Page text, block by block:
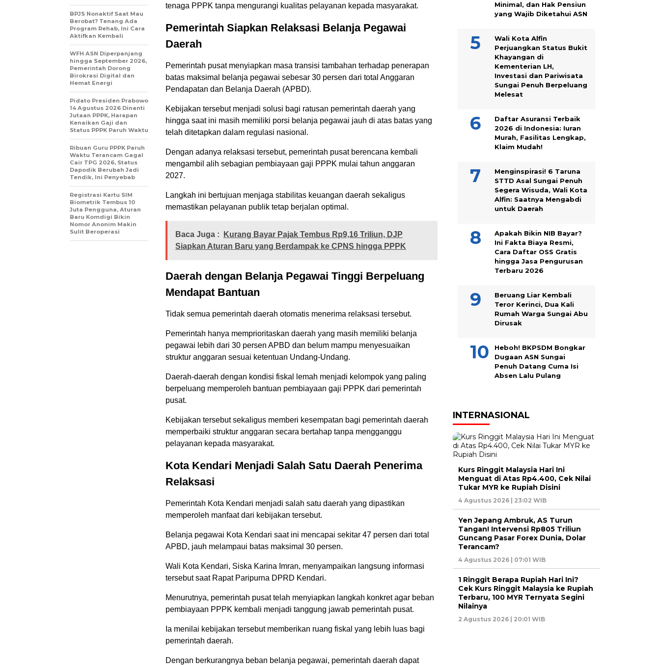
tenaga PPPK tanpa mengurangi kualitas pelayanan kepada masyarakat.
Pemerintah Siapkan Relaksasi Belanja Pegawai
Daerah
Pemerintah pusat menyiapkan masa transisi tambahan terhadap penerapan
batas maksimal belanja pegawai sebesar 30 persen dari total Anggaran
Pendapatan dan Belanja Daerah (APBD).
Kebijakan tersebut menjadi solusi bagi ratusan pemerintah daerah yang
hingga saat ini masih memiliki porsi belanja pegawai jauh di atas batas yang
telah ditetapkan dalam regulasi nasional.
Dengan adanya relaksasi tersebut, pemerintah pusat berencana kembali
mengambil alih sebagian pembiayaan gaji PPPK mulai tahun anggaran
2027.
Langkah ini bertujuan menjaga stabilitas keuangan daerah sekaligus
memastikan pelayanan publik tetap berjalan optimal.
Baca Juga :
Kurang Bayar Pajak Tembus Rp9,16 Triliun, DJP
Siapkan Aturan Baru yang Berdampak ke CPNS hingga PPPK
Daerah dengan Belanja Pegawai Tinggi Berpeluang
Mendapat Bantuan
Tidak semua pemerintah daerah otomatis menerima relaksasi tersebut.
Pemerintah hanya memprioritaskan daerah yang masih memiliki belanja
pegawai lebih dari 30 persen APBD dan belum mampu menyesuaikan
struktur anggaran sesuai ketentuan Undang-Undang.
Daerah-daerah dengan kondisi fiskal lemah menjadi kelompok yang paling
berpeluang memperoleh bantuan pembiayaan gaji PPPK dari pemerintah
pusat.
Kebijakan tersebut sekaligus memberi kesempatan bagi pemerintah daerah
memperbaiki struktur anggaran secara bertahap tanpa mengganggu
pelayanan kepada masyarakat.
Kota Kendari Menjadi Salah Satu Daerah Penerima
Relaksasi
Pemerintah Kota Kendari menjadi salah satu daerah yang dipastikan
memperoleh manfaat dari kebijakan tersebut.
Belanja pegawai Kota Kendari saat ini mencapai sekitar 47 persen dari total
APBD, jauh melampaui batas maksimal 30 persen.
Wali Kota Kendari, Siska Karina Imran, menyampaikan langsung informasi
tersebut saat Rapat Paripurna DPRD Kendari.
Menurutnya, pemerintah pusat telah menyiapkan langkah konkret agar beban
pembiayaan PPPK kembali menjadi tanggung jawab pemerintah pusat.
Ia menilai kebijakan tersebut memberikan ruang fiskal yang lebih luas bagi
pemerintah daerah.
Dengan berkurangnya beban belanja pegawai, pemerintah daerah dapat
BPJS Nonaktif Saat Mau
Berobat? Tenang Ada
Program Rehab, Ini Cara
Aktifkan Kembali
WFH ASN Diperpanjang
hingga September 2026,
Pemerintah Dorong
Birokrasi Digital dan
Hemat Energi
Pidato Presiden Prabowo
14 Agustus 2026 Dinanti
Jutaan PPPK, Harapan
Kenaikan Gaji dan
Status PPPK Paruh Waktu
Ribuan Guru PPPK Paruh
Waktu Terancam Gagal
Cair TPG 2026, Status
Dapodik Berubah Jadi
Tendik, Ini Penyebab
Registrasi Kartu SIM
Biometrik Tembus 10
Juta Pengguna, Aturan
Baru Komdigi Bikin
Nomor Anonim Makin
Sulit Beroperasi
Minimal, dan Hak Pensiun
yang Wajib Diketahui ASN
Wali Kota Alfin
Perjuangkan Status Bukit
Khayangan di
Kementerian LH,
Investasi dan Pariwisata
Sungai Penuh Berpeluang
Melesat
Daftar Asuransi Terbaik
2026 di Indonesia: Iuran
Murah, Fasilitas Lengkap,
Klaim Mudah!
Menginspirasi! 6 Taruna
STTD Asal Sungai Penuh
Segera Wisuda, Wali Kota
Alfin: Saatnya Mengabdi
untuk Daerah
Apakah Bikin NIB Bayar?
Ini Fakta Biaya Resmi,
Cara Daftar OSS Gratis
hingga Jasa Pengurusan
Terbaru 2026
Beruang Liar Kembali
Teror Kerinci, Dua Kali
Rumah Warga Sungai Abu
Dirusak
Heboh! BKPSDM Bongkar
Dugaan ASN Sungai
Penuh Datang Cuma Isi
Absen Lalu Pulang
INTERNASIONAL
Kurs Ringgit Malaysia Hari Ini
Menguat di Atas Rp4.400, Cek Nilai
Tukar MYR ke Rupiah Disini
4 Agustus 2026 | 23:02 WIB
Yen Jepang Ambruk, AS Turun
Tangan! Intervensi Rp805 Triliun
Guncang Pasar Forex Dunia, Dolar
Terancam?
4 Agustus 2026 | 07:01 WIB
1 Ringgit Berapa Rupiah Hari Ini?
Cek Kurs Ringgit Malaysia ke Rupiah
Terbaru, 100 MYR Ternyata Segini
Nilainya
2 Agustus 2026 | 20:01 WIB